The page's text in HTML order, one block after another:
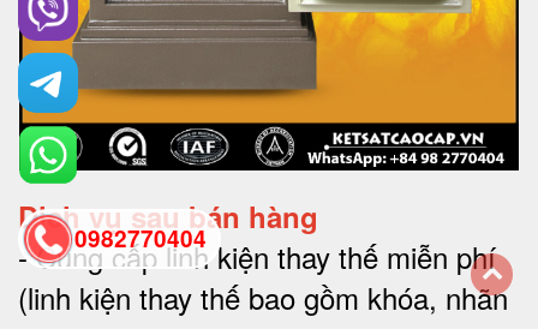
Dịch vụ sau bán hàng
-Cung cấp linh kiện thay thế miễn phí
(linh kiện thay thế bao gồm khóa, nhãn
0982770404
back